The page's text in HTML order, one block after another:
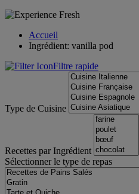
Accueil
Ingrédient: vanilla pod
Filtre rapide
Type de Cuisine
Recettes par Ingrédient
Sélectionner le type de repas